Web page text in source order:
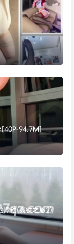
[40P-94.7M]
悸动(高铁之旅2)